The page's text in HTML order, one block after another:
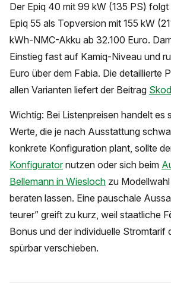
Der Epiq 40 mit 99 kW (135 PS)
Epiq 55 als Topversion mit 155 kW
kWh-NMC-Akku ab 32.100 Euro.
Einstieg fast auf Kamiq-Niveau und
Euro über dem Fabia. Die detaillierte
allen Varianten liefert der Beitrag
Wichtig: Bei Listenpreisen handelt es
Werte, die je nach Ausstattung
konkrete Konfiguration plant, sollte
Konfiguratornutzen oder sich beim
Bellemann in Wiesloch zu
beraten lassen. Eine pauschale
teurer” greift zu kurz, weil staatliche
Bonus und der individuelle Stromtarif
spürbar verschieben.